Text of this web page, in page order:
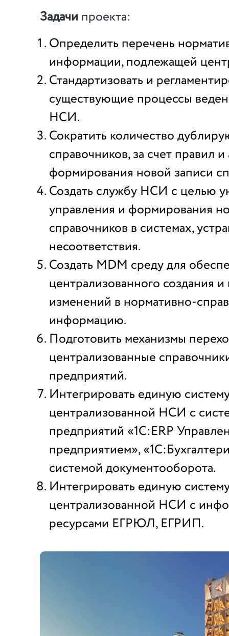
Задачи проекта:
Определить перечень
информации, подлежащей
Стандартизовать и
существующие процессы
НСИ.
Сократить количество
справочников, за счет правил
формирования новой записи
Создать службу НСИ с целью
управления и формирования
справочников в системах,
несоответствия.
Создать MDM среду для
централизованного создания
изменений в нормативно-
информацию.
Подготовить механизмы
централизованные
предприятий.
Интегрировать единую
централизованной НСИ с
предприятий «1С:ERP
предприятием»,
системой документооборота.
Интегрировать единую
централизованной НСИ с
ресурсами ЕГРЮЛ, ЕГРИП.